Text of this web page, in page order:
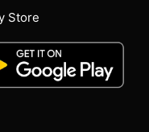
Store